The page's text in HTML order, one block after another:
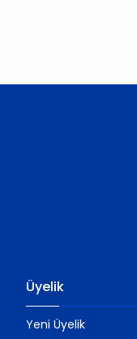
Ürün bilgilerinde
Üyelik
Yeni Üyelik